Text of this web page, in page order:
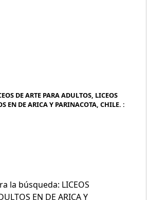
DE ARTE PARA ADULTOS, LICEOS
EN DE ARICA Y PARINACOTA, CHILE. :
la búsqueda: LICEOS
EN DE ARICA Y